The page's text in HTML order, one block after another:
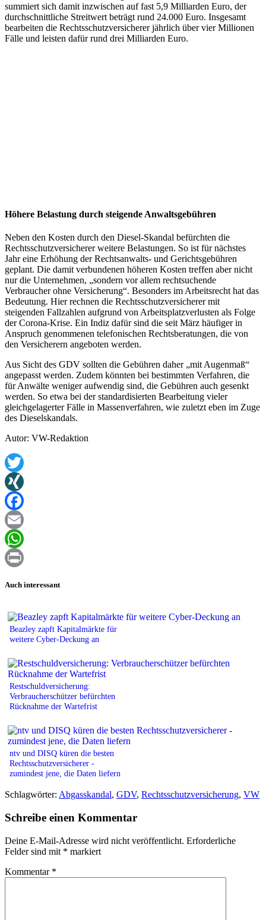
summiert sich damit inzwischen auf fast 5,9 Milliarden Euro, der
durchschnittliche Streitwert beträgt rund 24.000 Euro. Insgesamt
bearbeiten die Rechtsschutzversicherer jährlich über vier Millionen
Fälle und leisten dafür rund drei Milliarden Euro.
Höhere Belastung durch steigende Anwaltsgebühren
Neben den Kosten durch den Diesel-Skandal befürchten die
Rechtsschutzversicherer weitere Belastungen. So ist für nächstes
Jahr eine Erhöhung der Rechtsanwalts- und Gerichtsgebühren
geplant. Die damit verbundenen höheren Kosten treffen aber nicht
nur die Unternehmen, „sondern vor allem rechtsuchende
Verbraucher ohne Versicherung“. Besonders im Arbeitsrecht hat das
Bedeutung. Hier rechnen die Rechtsschutzversicherer mit
steigenden Fallzahlen aufgrund von Arbeitsplatzverlusten als Folge
der Corona-Krise. Ein Indiz dafür sind die seit März häufiger in
Anspruch genommenen telefonischen Rechtsberatungen, die von
den Versicherern angeboten werden.
Aus Sicht des GDV sollten die Gebühren daher „mit Augenmaß“
angepasst werden. Zudem könnten bei bestimmten Verfahren, die
für Anwälte weniger aufwendig sind, die Gebühren auch gesenkt
werden. So etwa bei der standardisierten Bearbeitung vieler
gleichgelagerter Fälle in Massenverfahren, wie zuletzt eben im Zuge
des Dieselskandals.
Autor: VW-Redaktion
Twitter
XING
Facebook
Email
WhatsApp
Auch interessant
Beazley zapft Kapitalmärkte für
weitere Cyber-Deckung an
Restschuldversicherung:
Verbraucherschützer befürchten
Rücknahme der Wartefrist
ntv und DISQ küren die besten
Rechtsschutzversicherer -
zumindest jene, die Daten liefern
Schlagwörter: Abgasskandal, GDV, Rechtsschutzversicherung, VW
Schreibe einen Kommentar
Deine E-Mail-Adresse wird nicht veröffentlicht. Erforderliche
Felder sind mit * markiert
Kommentar *